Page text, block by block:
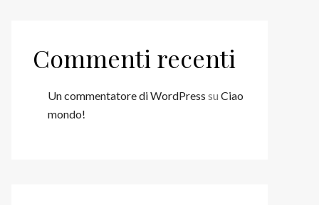
Commenti recenti
Un commentatore di WordPress su Ciao
mondo!